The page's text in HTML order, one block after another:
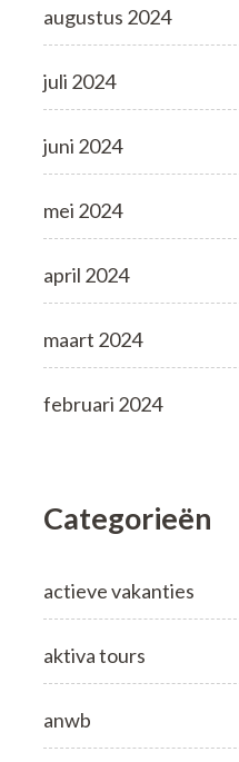
augustus 2024
juli 2024
juni 2024
mei 2024
april 2024
maart 2024
februari 2024
Categorieën
actieve vakanties
aktiva tours
anwb